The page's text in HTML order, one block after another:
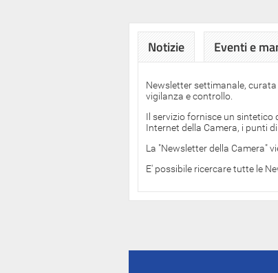
Notizie Eventi e
Newsletter settimanale,
vigilanza e controllo.
Il servizio fornisce un sintetico
Internet della Camera, i punti
La "Newsletter della Camera"
E' possibile ricercare tutte le